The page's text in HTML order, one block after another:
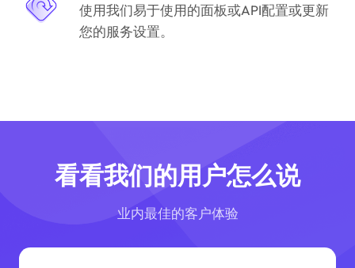
使用我们易于使用的面板或API配置或更新
您的服务设置。
看看我们的用户怎么说
业内最佳的客户体验